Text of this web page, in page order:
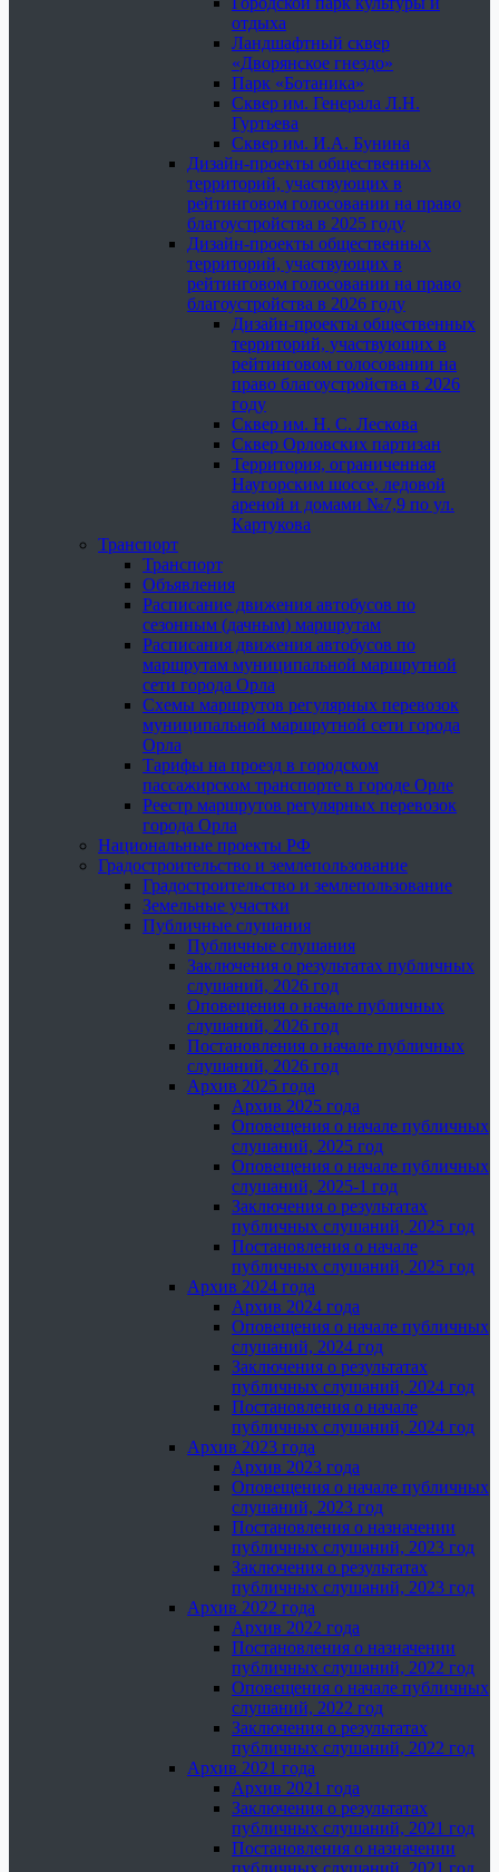
отдыха
Ландшафтный сквер
«Дворянское гнездо»
Парк «Ботаника»
Сквер им. Генерала Л.Н.
Гуртьева
Сквер им. И.А. Бунина
Дизайн-проекты общественных
территорий, участвующих в
рейтинговом голосовании на право
благоустройства в 2025 году
Дизайн-проекты общественных
территорий, участвующих в
рейтинговом голосовании на право
благоустройства в 2026 году
Дизайн-проекты общественных
территорий, участвующих в
рейтинговом голосовании на
право благоустройства в 2026
году
Сквер им. Н. С. Лескова
Сквер Орловских партизан
Территория, ограниченная
Наугорским шоссе, ледовой
ареной и домами №7,9 по ул.
Картукова
Транспорт
Транспорт
Объявления
Расписание движения автобусов по
сезонным (дачным) маршрутам
Расписания движения автобусов по
маршрутам муниципальной маршрутной
сети города Орла
Схемы маршрутов регулярных перевозок
муниципальной маршрутной сети города
Орла
Тарифы на проезд в городском
пассажирском транспорте в городе Орле
Реестр маршрутов регулярных перевозок
города Орла
Национальные проекты РФ
Градостроительство и землепользование
Градостроительство и землепользование
Земельные участки
Публичные слушания
Публичные слушания
Заключения о результатах публичных
слушаний, 2026 год
Оповещения о начале публичных
слушаний, 2026 год
Постановления о начале публичных
слушаний, 2026 год
Архив 2025 года
Архив 2025 года
Оповещения о начале публичных
слушаний, 2025 год
Оповещения о начале публичных
слушаний, 2025-1 год
Заключения о результатах
публичных слушаний, 2025 год
Постановления о начале
публичных слушаний, 2025 год
Архив 2024 года
Архив 2024 года
Оповещения о начале публичных
слушаний, 2024 год
Заключения о результатах
публичных слушаний, 2024 год
Постановления о начале
публичных слушаний, 2024 год
Архив 2023 года
Архив 2023 года
Оповещения о начале публичных
слушаний, 2023 год
Постановления о назначении
публичных слушаний, 2023 год
Заключения о результатах
публичных слушаний, 2023 год
Архив 2022 года
Архив 2022 года
Постановления о назначении
публичных слушаний, 2022 год
Оповещения о начале публичных
слушаний, 2022 год
Заключения о результатах
публичных слушаний, 2022 год
Архив 2021 года
Архив 2021 года
Заключения о результатах
публичных слушаний, 2021 год
Постановления о назначении
публичных слушаний, 2021 год